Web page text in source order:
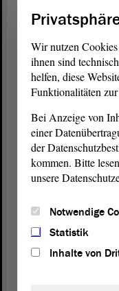
Dann könnten
(Zuruf: Nee!)
In Sachen
aber leider,
Faktenlage
auf eine Kleine
Auffassung des
eines
Leipzig.
Wir nutzen
ihnen sind
helfen, diese
Funktionalitäten
Bei Anzeige von
einer
der
kommen. Bitte
unsere
Notwendige
Statistik
Inhalte von